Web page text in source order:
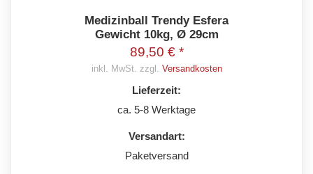
Medizinball Trendy Esfera
Gewicht 10kg, Ø 29cm
89,50 € *
inkl. MwSt. zzgl. Versandkosten
Lieferzeit:
ca. 5-8 Werktage
Versandart:
Paketversand